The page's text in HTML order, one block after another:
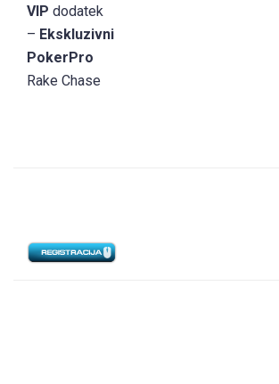
VIP dodatek
– Ekskluzivni
PokerPro
Rake Chase